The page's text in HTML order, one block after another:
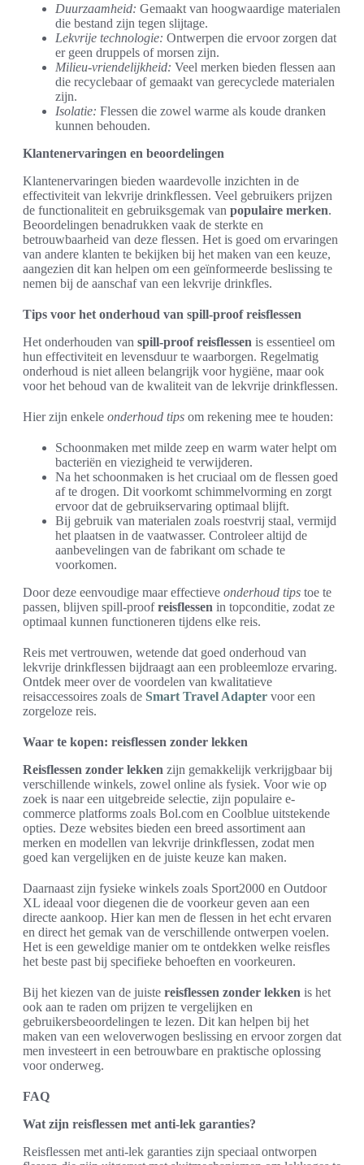
Duurzaamheid: Gemaakt van hoogwaardige materialen
die bestand zijn tegen slijtage.
Lekvrije technologie: Ontwerpen die ervoor zorgen dat
er geen druppels of morsen zijn.
Milieu-vriendelijkheid: Veel merken bieden flessen aan
die recyclebaar of gemaakt van gerecyclede materialen
zijn.
Isolatie: Flessen die zowel warme als koude dranken
kunnen behouden.
Klantenervaringen en beoordelingen
Klantenervaringen bieden waardevolle inzichten in de
effectiviteit van lekvrije drinkflessen. Veel gebruikers prijzen
de functionaliteit en gebruiksgemak van populaire merken.
Beoordelingen benadrukken vaak de sterkte en
betrouwbaarheid van deze flessen. Het is goed om ervaringen
van andere klanten te bekijken bij het maken van een keuze,
aangezien dit kan helpen om een geïnformeerde beslissing te
nemen bij de aanschaf van een lekvrije drinkfles.
Tips voor het onderhoud van spill-proof reisflessen
Het onderhouden van spill-proof reisflessen is essentieel om
hun effectiviteit en levensduur te waarborgen. Regelmatig
onderhoud is niet alleen belangrijk voor hygiëne, maar ook
voor het behoud van de kwaliteit van de lekvrije drinkflessen.
Hier zijn enkele onderhoud tips om rekening mee te houden:
Schoonmaken met milde zeep en warm water helpt om
bacteriën en viezigheid te verwijderen.
Na het schoonmaken is het cruciaal om de flessen goed
af te drogen. Dit voorkomt schimmelvorming en zorgt
ervoor dat de gebruikservaring optimaal blijft.
Bij gebruik van materialen zoals roestvrij staal, vermijd
het plaatsen in de vaatwasser. Controleer altijd de
aanbevelingen van de fabrikant om schade te
voorkomen.
Door deze eenvoudige maar effectieve onderhoud tips toe te
passen, blijven spill-proofreisflessen in topconditie, zodat ze
optimaal kunnen functioneren tijdens elke reis.
Reis met vertrouwen, wetende dat goed onderhoud van
lekvrije drinkflessen bijdraagt aan een probleemloze ervaring.
Ontdek meer over de voordelen van kwalitatieve
reisaccessoires zoals de Smart Travel Adapter voor een
zorgeloze reis.
Waar te kopen: reisflessen zonder lekken
Reisflessen zonder lekken zijn gemakkelijk verkrijgbaar bij
verschillende winkels, zowel online als fysiek. Voor wie op
zoek is naar een uitgebreide selectie, zijn populaire e-
commerce platforms zoals Bol.com en Coolblue uitstekende
opties. Deze websites bieden een breed assortiment aan
merken en modellen van lekvrije drinkflessen, zodat men
goed kan vergelijken en de juiste keuze kan maken.
Daarnaast zijn fysieke winkels zoals Sport2000 en Outdoor
XL ideaal voor diegenen die de voorkeur geven aan een
directe aankoop. Hier kan men de flessen in het echt ervaren
en direct het gemak van de verschillende ontwerpen voelen.
Het is een geweldige manier om te ontdekken welke reisfles
het beste past bij specifieke behoeften en voorkeuren.
Bij het kiezen van de juiste reisflessen zonder lekken is het
ook aan te raden om prijzen te vergelijken en
gebruikersbeoordelingen te lezen. Dit kan helpen bij het
maken van een weloverwogen beslissing en ervoor zorgen dat
men investeert in een betrouwbare en praktische oplossing
voor onderweg.
FAQ
Wat zijn reisflessen met anti-lek garanties?
Reisflessen met anti-lek garanties zijn speciaal ontworpen